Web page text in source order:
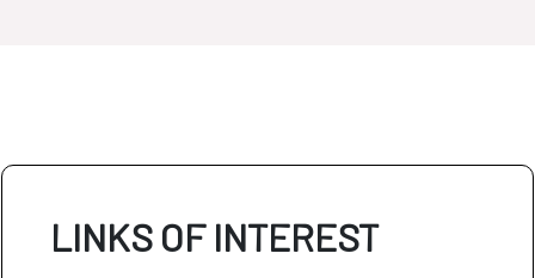
LINKS OF INTEREST